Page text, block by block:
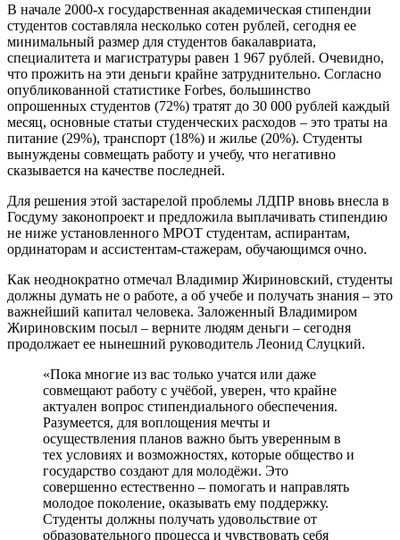
В начале 2000-х государственная академическая стипендии
студентов составляла несколько сотен рублей, сегодня ее
минимальный размер для студентов бакалавриата,
специалитета и магистратуры равен 1 967 рублей. Очевидно,
что прожить на эти деньги крайне затруднительно. Согласно
опубликованной статистике Forbes, большинство
опрошенных студентов (72%) тратят до 30 000 рублей каждый
месяц, основные статьи студенческих расходов – это траты на
питание (29%), транспорт (18%) и жилье (20%). Студенты
вынуждены совмещать работу и учебу, что негативно
сказывается на качестве последней.
Для решения этой застарелой проблемы ЛДПР вновь внесла в
Госдуму законопроект и предложила выплачивать стипендию
не ниже установленного МРОТ студентам, аспирантам,
ординаторам и ассистентам-стажерам, обучающимся очно.
Как неоднократно отмечал Владимир Жириновский, студенты
должны думать не о работе, а об учебе и получать знания – это
важнейший капитал человека. Заложенный Владимиром
Жириновским посыл – верните людям деньги – сегодня
продолжает ее нынешний руководитель Леонид Слуцкий.
«Пока многие из вас только учатся или даже
совмещают работу с учёбой, уверен, что крайне
актуален вопрос стипендиального обеспечения.
Разумеется, для воплощения мечты и
осуществления планов важно быть уверенным в
тех условиях и возможностях, которые общество и
государство создают для молодёжи. Это
совершенно естественно – помогать и направлять
молодое поколение, оказывать ему поддержку.
Студенты должны получать удовольствие от
образовательного процесса и чувствовать себя